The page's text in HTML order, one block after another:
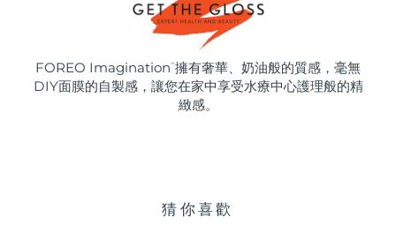
FOREO Imagination ™ 擁有奢華、奶油般的質感，毫無
DIY面膜的自製感，讓您在家中享受水療中心護理般的精
緻感。
猜你喜歡